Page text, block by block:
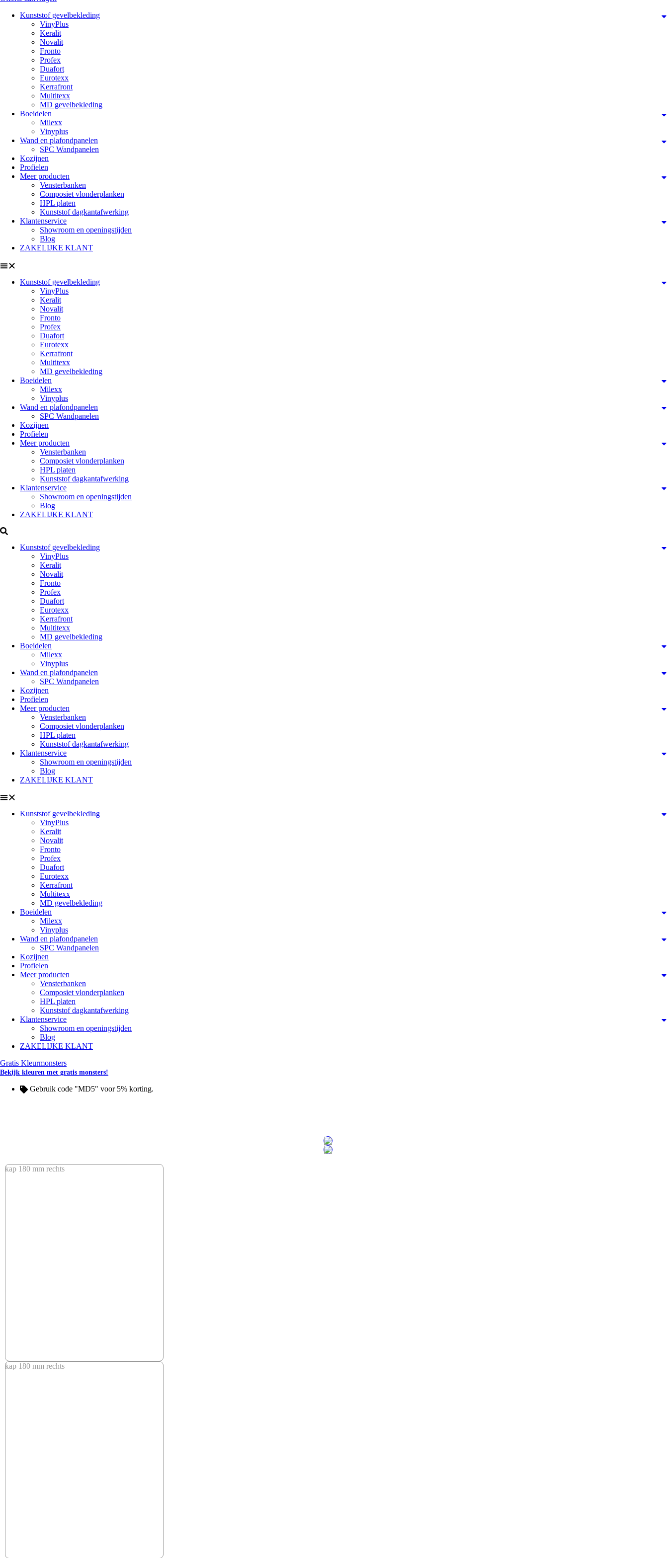
Kunststof gevelbekleding
VinyPlus
Keralit
Novalit
Fronto
Profex
Duafort
Eurotexx
Kerrafront
Multitexx
MD gevelbekleding
Boeidelen
Milexx
Vinyplus
Wand en plafondpanelen
SPC Wandpanelen
Kozijnen
Profielen
Meer producten
Vensterbanken
Composiet vlonderplanken
HPL platen
Kunststof dagkantafwerking
Klantenservice
Showroom en openingstijden
Blog
ZAKELIJKE KLANT
Kunststof gevelbekleding
VinyPlus
Keralit
Novalit
Fronto
Profex
Duafort
Eurotexx
Kerrafront
Multitexx
MD gevelbekleding
Boeidelen
Milexx
Vinyplus
Wand en plafondpanelen
SPC Wandpanelen
Kozijnen
Profielen
Meer producten
Vensterbanken
Composiet vlonderplanken
HPL platen
Kunststof dagkantafwerking
Klantenservice
Showroom en openingstijden
Blog
ZAKELIJKE KLANT
Kunststof gevelbekleding
VinyPlus
Keralit
Novalit
Fronto
Profex
Duafort
Eurotexx
Kerrafront
Multitexx
MD gevelbekleding
Boeidelen
Milexx
Vinyplus
Wand en plafondpanelen
SPC Wandpanelen
Kozijnen
Profielen
Meer producten
Vensterbanken
Composiet vlonderplanken
HPL platen
Kunststof dagkantafwerking
Klantenservice
Showroom en openingstijden
Blog
ZAKELIJKE KLANT
Kunststof gevelbekleding
VinyPlus
Keralit
Novalit
Fronto
Profex
Duafort
Eurotexx
Kerrafront
Multitexx
MD gevelbekleding
Boeidelen
Milexx
Vinyplus
Wand en plafondpanelen
SPC Wandpanelen
Kozijnen
Profielen
Meer producten
Vensterbanken
Composiet vlonderplanken
HPL platen
Kunststof dagkantafwerking
Klantenservice
Showroom en openingstijden
Blog
ZAKELIJKE KLANT
Gratis Kleurmonsters
Bekijk kleuren met gratis monsters!
Gebruik code "MD5" voor 5% korting.